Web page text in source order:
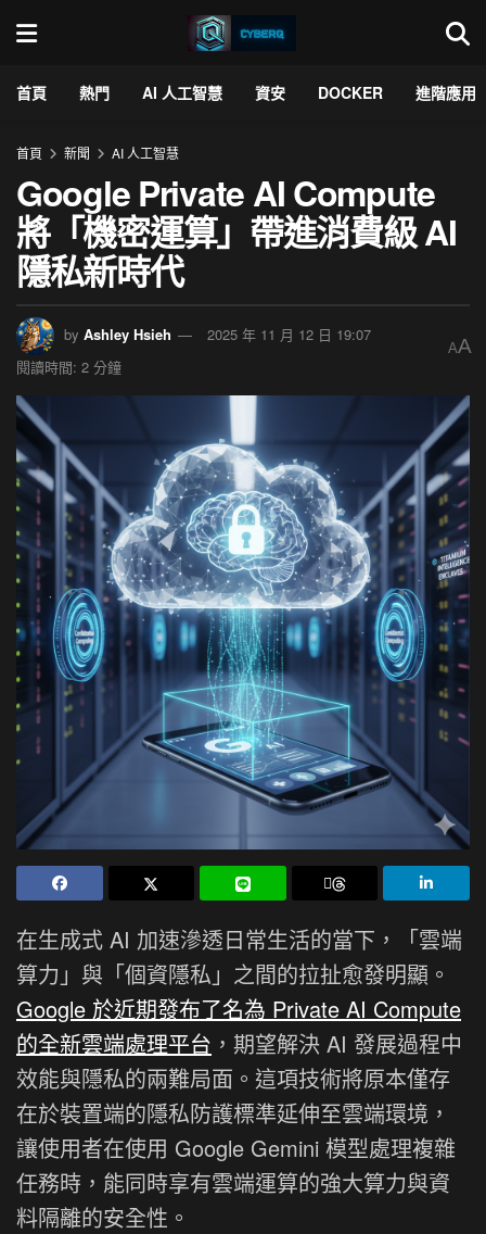
首頁 熱門 AI 人工智慧 資安 DOCKER 進階應用
首頁 新聞 AI 人工智慧
Google Private AI Compute
將「機密運算」帶進消費級 AI
隱私新時代
by Ashley Hsieh
2025 年 11 月 12 日 19:07
閱讀時間: 2 分鐘
AA
在生成式 AI 加速滲透日常生活的當下，「雲端
算力」與「個資隱私」之間的拉扯愈發明顯。
Google 於近期發布了名為 Private AI Compute
的全新雲端處理平台 ，期望解決 AI 發展過程中
效能與隱私的兩難局面。這項技術將原本僅存
在於裝置端的隱私防護標準延伸至雲端環境，
讓使用者在使用 Google Gemini 模型處理複雜
任務時，能同時享有雲端運算的強大算力與資
料隔離的安全性。